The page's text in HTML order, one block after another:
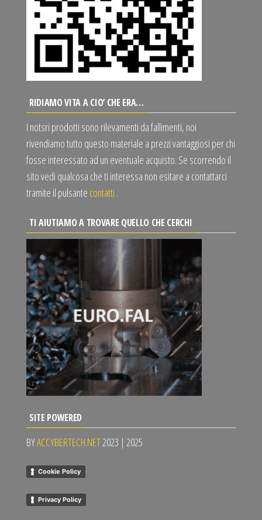
RIDIAMO VITA A CIO’ CHE ERA…
I notsri prodotti sono rilevamenti da fallimenti, noi
rivendiamo tutto questo materiale a prezzi vantaggiosi per chi
fosse interessato ad un eventuale acquisto. Se scorrendo il
sito vedi qualcosa che ti interessa non esitare a contattarci
tramite il pulsante contatti .
TI AIUTIAMO A TROVARE QUELLO CHE CERCHI
SITE POWERED
BYACCYBERTECH.NET2023 | 2025
Cookie Policy
Privacy Policy